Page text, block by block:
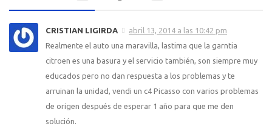
CRISTIAN LIGIRDA
abril 13, 2014 a las 10:42 pm
Realmente el auto una maravilla, lastima que la garntia
citroen es una basura y el servicio también, son siempre muy
educados pero no dan respuesta a los problemas y te
arruinan la unidad, vendi un c4 Picasso con varios problemas
de origen después de esperar 1 año para que me den
solución.